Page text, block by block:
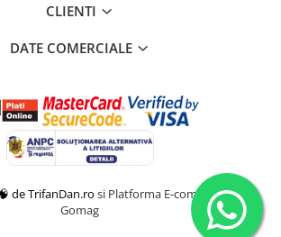
CLIENTI
DATE COMERCIALE
de TrifanDan.ro si Platforma E-commerce by
Gomag